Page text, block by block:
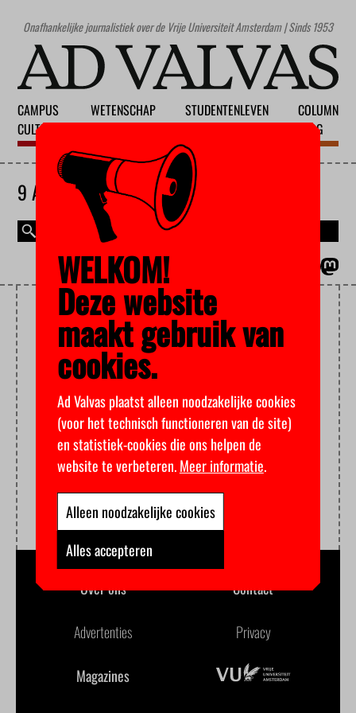
Onafhankelijke journalistiek over de Vrije Universiteit Amsterdam | Sinds 1953
CAMPUS
CULTUUR
WETENSCHAP
STUDENTENLEVEN
COLUMN
BLOG
9 AUGUSTUS 2026
BILDUNG
Over ons Contact
Advertenties Privacy
Magazines
WELKOM!
Deze website
maakt gebruik van
cookies.
Ad Valvas plaatst alleen noodzakelijke cookies
(voor het technisch functioneren van de site)
en statistiek-cookies die ons helpen de
website te verbeteren.Meer informatie.
Alleen noodzakelijke cookies
Alles accepteren